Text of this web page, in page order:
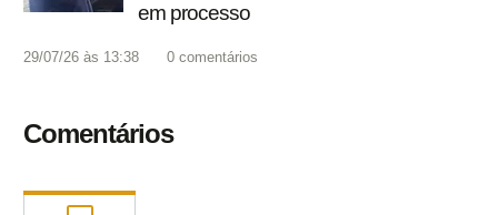
em processo
29/07/26 às 13:38 0 comentários
Comentários